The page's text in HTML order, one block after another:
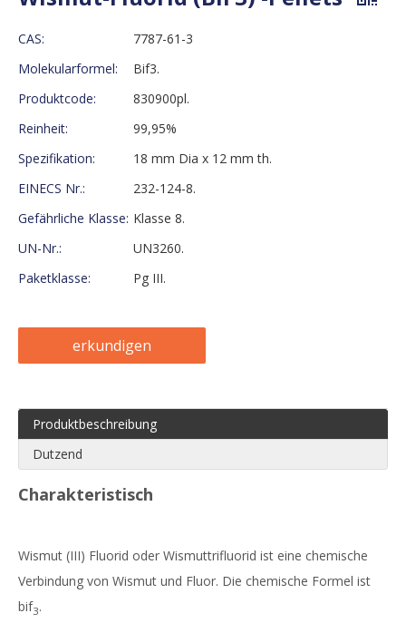
CAS:
7787-61-3
Molekularformel:
Bif3.
Produktcode:
830900pl.
Reinheit:
99,95%
Spezifikation:
18 mm Dia x 12 mm th.
EINECS Nr.:
232-124-8.
Gefährliche Klasse: Klasse 8.
UN-Nr.:
UN3260.
Paketklasse:
Pg III.
erkundigen
Produktbeschreibung
Dutzend
Charakteristisch
Wismut (III) Fluorid oder Wismuttrifluorid ist eine chemische
Verbindung von Wismut und Fluor. Die chemische Formel ist
bif3.